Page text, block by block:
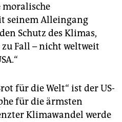
moralische
seinem Alleingang
Schutz des Klimas,
Fall – nicht weltweit
für die Welt“ ist der US-
für die ärmsten
Klimawandel werde